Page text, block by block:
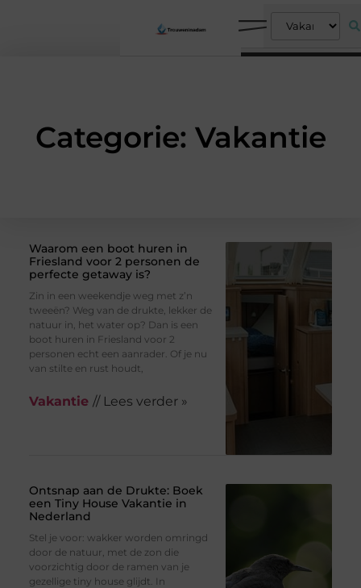
Categorie: Vakantie
Waarom een boot huren in
Friesland voor 2 personen de
perfecte getaway is?
Zin in een weekendje weg met z’n
tweeën? Weg van de drukte, lekker de
natuur in, het water op? Dan is een
boot huren in Friesland voor 2
personen echt een aanrader. Of je nu
van stilte en rust houdt,
Vakantie // Lees verder »
Ontsnap aan de Drukte: Boek
een Tiny House Vakantie in
Nederland
Stel je voor: wakker worden omringd
door de natuur, met de zon die
voorzichtig door de ramen van je
gezellige tiny house glijdt. In